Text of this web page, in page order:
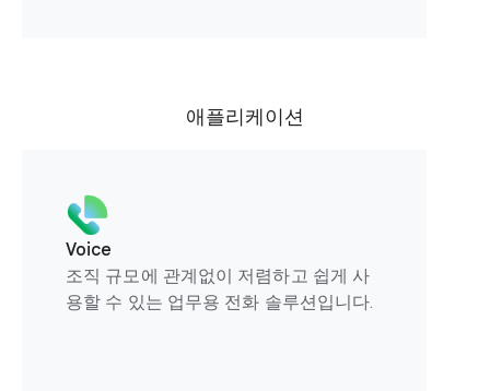
애플리케이션
Voice
조직 규모에 관계없이 저렴하고 쉽게 사
용할 수 있는 업무용 전화 솔루션입니다.